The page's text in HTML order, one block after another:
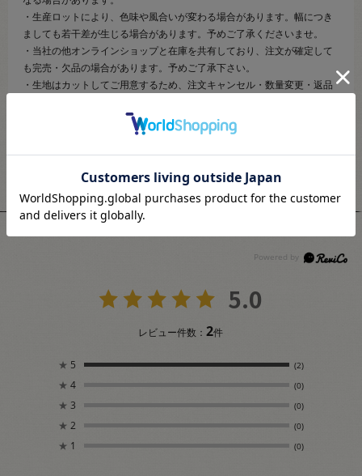
・生産ロットにより、色味や風合いが変わる場合があります。幅につき
ましても若干差が生じる場合があります。予めご了承くださいませ。
・当社の他オンラインショップと在庫を共有しており、注文が確定して
も完売・欠品の場合があります。予めご了承下さい。
・生地はカットしてご用意するため、注文キャンセル・数量変更・返品
ユーザーレビュー
5.0
レビュー件数：2件
★ 5 (2)
★ 4 (0)
★ 3 (0)
★ 2 (0)
★ 1 (0)